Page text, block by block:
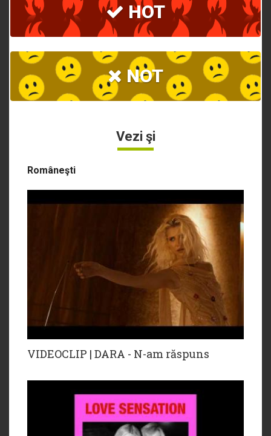
HOT
NOT
Vezi şi
Româneşti
VIDEOCLIP | DARA - N-am răspuns